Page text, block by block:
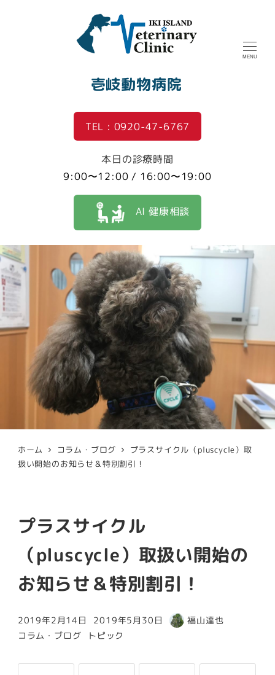
壱岐動物病院
MENU
TEL : 0920-47-6767
本日の診療時間
9:00〜12:00 / 16:00〜19:00
AI 健康相談
ホーム コラム・ブログ
プラスサイクル（pluscycle）取
扱い開始のお知らせ＆特別割引！
プラスサイクル
（pluscycle）取扱い開始の
お知らせ＆特別割引！
投稿日
2019年2月14日
更新日
2019年5月30日
著
福山達也
カテゴリー
コラム・ブログ カテゴリー
トピック